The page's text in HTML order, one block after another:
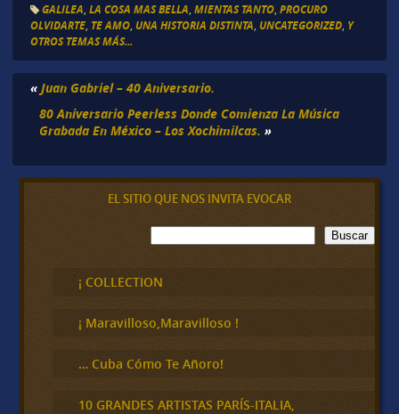
GALILEA LA COSA MAS BELLA MIENTAS TANTO, PROCURO
OLVIDARTE, TE AMO, UNA HISTORIA DISTINTA UNCATEGORIZED, Y
OTROS TEMAS MÁS...
« Juan Gabriel – 40 Aniversario.
80 Aniversario Peerless Donde Comienza La Música
Grabada En México – Los Xochimilcas. »
EL SITIO QUE NOS INVITA EVOCAR
B
u
c
a
Buscar
¡ COLLECTION
¡ Maravilloso,Maravilloso !
… Cuba Cómo Te Añoro!
10 GRANDES ARTISTAS PARÍS-ITALIA,